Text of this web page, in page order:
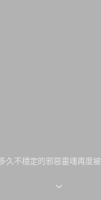
不穩定的邪惡靈魂再